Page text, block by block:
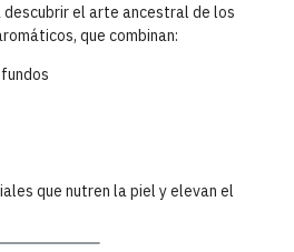
el arte ancestral de los
que combinan:
que nutren la piel y elevan el